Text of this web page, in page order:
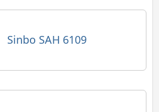
Sinbo SAH 6109